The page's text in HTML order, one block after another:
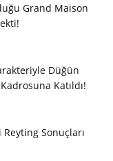
Grand Maison
Düğün
Katıldı!
Sonuçları